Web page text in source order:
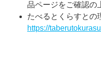
品ページをご確認の
たべるとくらすと
https://